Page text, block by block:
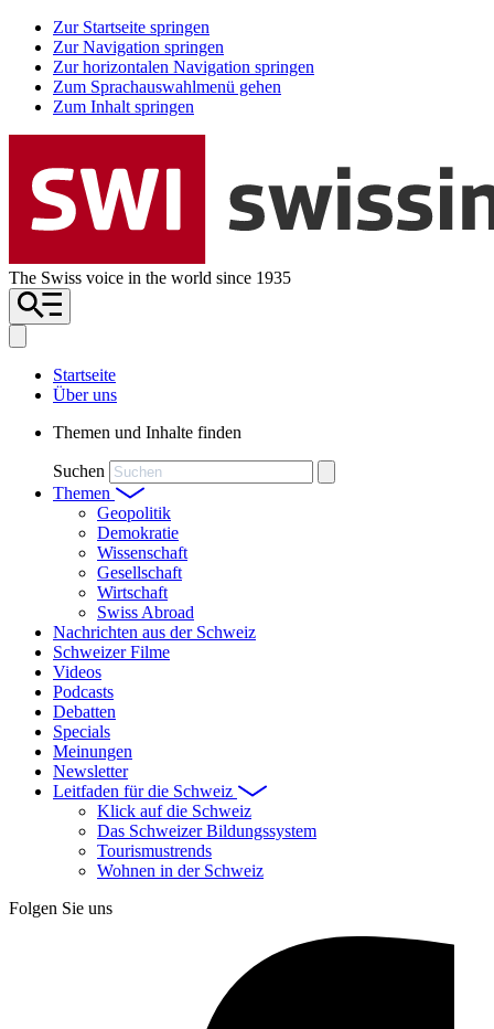
Zur Startseite springen
Zur Navigation springen
Zur horizontalen Navigation springen
Zum Sprachauswahlmenü gehen
Zum Inhalt springen
The Swiss voice in the world since 1935
Startseite
Über uns
Themen und Inhalte finden
Suchen
Themen
Geopolitik
Demokratie
Wissenschaft
Gesellschaft
Wirtschaft
Swiss Abroad
Nachrichten aus der Schweiz
Schweizer Filme
Videos
Podcasts
Debatten
Specials
Meinungen
Newsletter
Leitfaden für die Schweiz
Klick auf die Schweiz
Das Schweizer Bildungssystem
Tourismustrends
Wohnen in der Schweiz
Folgen Sie uns